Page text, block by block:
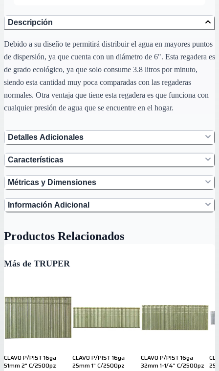
Descripción
Debido a su diseño te permitirá distribuir el agua en mayores puntos
de dispersión, ya que cuenta con un diámetro de 6". Esta regadera es
de grado ecológico, ya que solo consume 3.8 litros por minuto,
siendo esta cantidad muy poca comparadas con las regaderas
normales. Otra ventaja que tiene esta regadera es que funciona con
cualquier presión de agua que se encuentre en el hogar.
Detalles Adicionales
Características
Métricas y Dimensiones
Información Adicional
Productos Relacionados
Más de TRUPER
CLAVO P/PIST 16ga
51mm 2" C/2500pz
CLAVO P/PIST 16ga
25mm 1" C/2500pz
CLAVO P/PIST 16ga
32mm 1-1/4" C/2500pz